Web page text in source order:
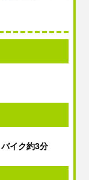
イク約3分